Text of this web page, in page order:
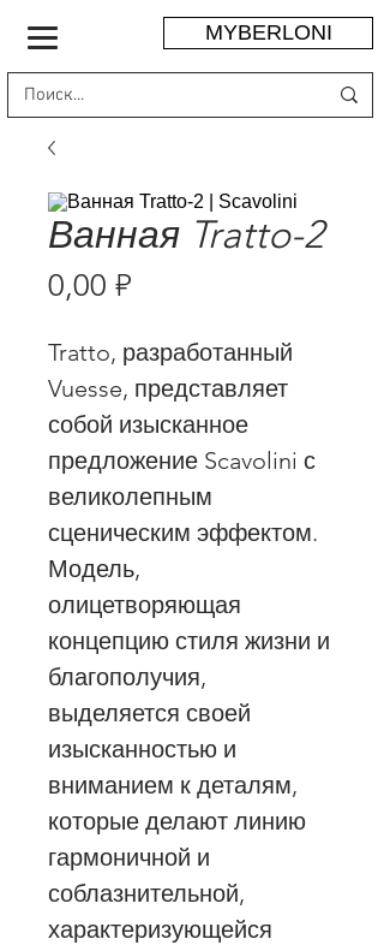
MYBERLONI
Ванная Tratto-2
0,00 ₽
Tratto, разработанный
Vuesse, представляет
собой изысканное
предложение Scavolini с
великолепным
сценическим эффектом.
Модель,
олицетворяющая
концепцию стиля жизни и
благополучия,
выделяется своей
изысканностью и
вниманием к деталям,
которые делают линию
гармоничной и
соблазнительной,
характеризующейся